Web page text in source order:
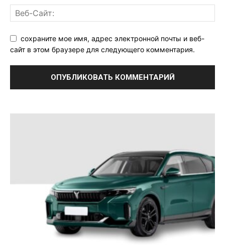
сохраните мое имя, адрес электронной почты и веб-
сайт в этом браузере для следующего комментария.